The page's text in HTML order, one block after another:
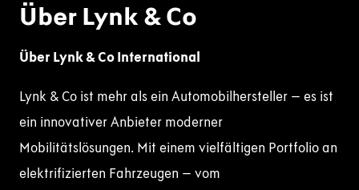
Über Lynk & Co
Über Lynk & Co International
Lynk & Co ist mehr als ein Automobilhersteller – es ist
ein innovativer Anbieter moderner
Mobilitätslösungen. Mit einem vielfältigen Portfolio an
elektrifizierten Fahrzeugen – vom